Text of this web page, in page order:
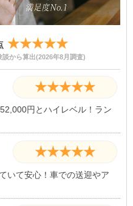
★★★★★
から算出(2026年8月調査)
★★★★★
円とハイレベル！ラン
★★★★★
いて安心！車での送迎やア